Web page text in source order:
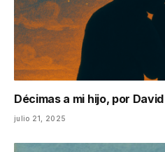
Décimas a mi hijo, por
julio 21, 2025